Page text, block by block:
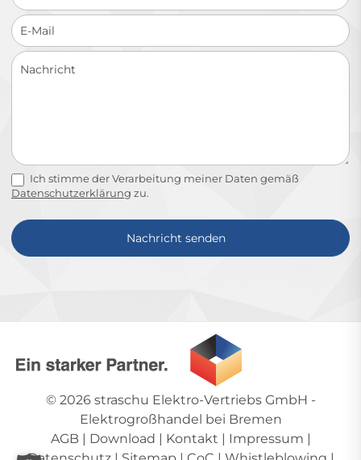
Ich stimme der Verarbeitung meiner Daten gemäß
Datenschutzerklärung zu.
Nachricht senden
© 2026 straschu Elektro-Vertriebs GmbH -
Elektrogroßhandel bei Bremen
AGB | Download | Kontakt | Impressum |